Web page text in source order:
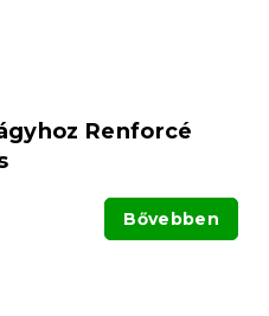
Renforcé
Bővebben